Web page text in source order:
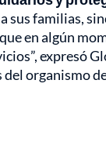
sus familias,
en algún
expresó
organismo